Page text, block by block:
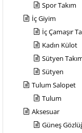
Spor Takım
İç Giyim
İç Çamaşır
Kadın Külot
Sütyen
Sütyen
Tulum Salopet
Tulum
Aksesuar
Güneş